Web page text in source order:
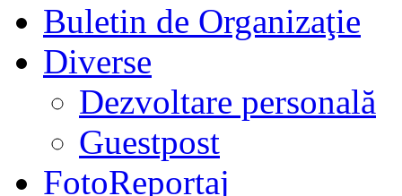
Buletin de Organizaţie
Diverse
Dezvoltare personală
Guestpost
FotoReportaj